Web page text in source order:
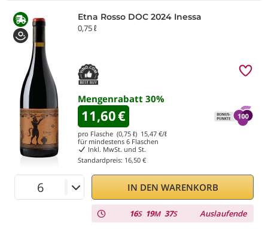
Etna Rosso DOC 2024 Inessa
0,75 ℓ
Mengenrabatt 30%
11,60€
pro Flasche (0,75 ℓ) 15,47 €/ℓ
für mindestens 6 Flaschen
Inkl. MwSt. und St.
Standardpreis: 16,50 €
IN DEN WARENKORB
16S 19M 37S Auslaufende